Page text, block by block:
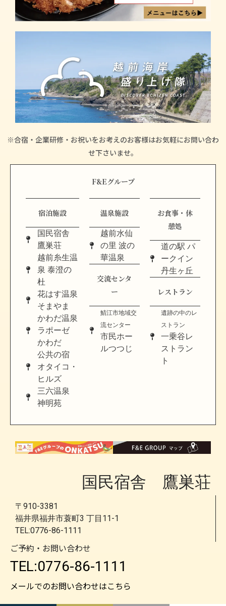
※合宿・企業研修・お祝いをお考えのお客様はお気軽にお問い合わ
せ下さいませ。
F&Eグループ
宿泊施設
国民宿舎
鷹巣荘
越前糸生温
泉 泰澄の
杜
花はす温泉
そまやま
かわだ温泉
ラポーゼ
かわだ
公共の宿
オタイコ・
ヒルズ
三六温泉
神明苑
温泉施設
越前水仙
の里 波の
華温泉
交流センタ
ー
鯖江市地域交
流センター
市民ホー
ルつつじ
お食事・休
憩処
道の駅 パ
ークイン
丹生ヶ丘
レストラン
遺跡の中のレ
ストラン
一乗谷レ
ストラン
ト
国民宿舎 鷹巣荘
〒910-3381
福井県福井市蓑町3 丁目11-1
TEL:0776-86-1111
ご予約・お問い合わせ
TEL:0776-86-1111
メールでのお問い合わせはこちら